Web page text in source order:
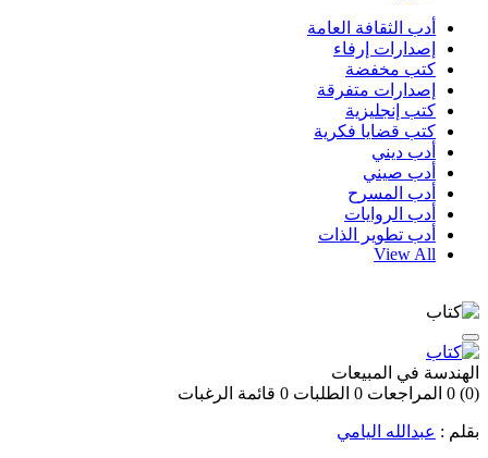
أدب الثقافة العامة
إصدارات إرفاء
كتب مخفضة
إصدارات متفرقة
كتب إنجليزية
كتب قضايا فكرية
أدب ديني
أدب صيني
أدب المسرح
أدب الروايات
أدب تطوير الذات
View All
الهندسة في المبيعات
(0)
0 المراجعات 0 الطلبات 0 قائمة الرغبات
بقلم : عبدالله اليامي